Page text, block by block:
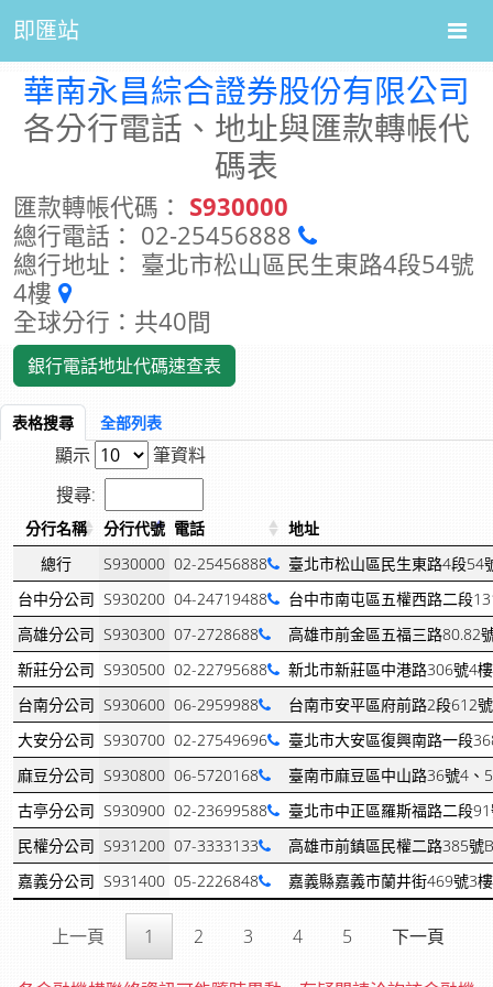
即匯站
華南永昌綜合證券股份有限公司
各分行電話、地址與匯款轉帳代
碼表
匯款轉帳代碼： S930000
總行電話： 02-25456888
總行地址： 臺北市松山區民生東路4段54號
4樓
全球分行：共40間
銀行電話地址代碼速查表
表格搜尋 全部列表
顯示
筆資料
搜尋:
分行名稱 分行代號 電話
地址
總行
S930000 02-25456888
臺北市松山區民生東路4段54
台中分公司 S930200 04-24719488
台中市南屯區五權西路二段
高雄分公司 S930300 07-2728688
高雄市前金區五福三路80.82
新莊分公司 S930500 02-22795688
新北市新莊區中港路306號4
台南分公司 S930600 06-2959988
台南市安平區府前路2段612
大安分公司 S930700 02-27549696
臺北市大安區復興南路一段
麻豆分公司 S930800 06-5720168
臺南市麻豆區中山路36號4、
古亭分公司 S930900 02-23699588
臺北市中正區羅斯福路二段
民權分公司 S931200 07-3333133
高雄市前鎮區民權二路385號
嘉義分公司 S931400 05-2226848 嘉義縣嘉義市蘭井街469號3樓
上一頁 1 2 3 4 5 下一頁